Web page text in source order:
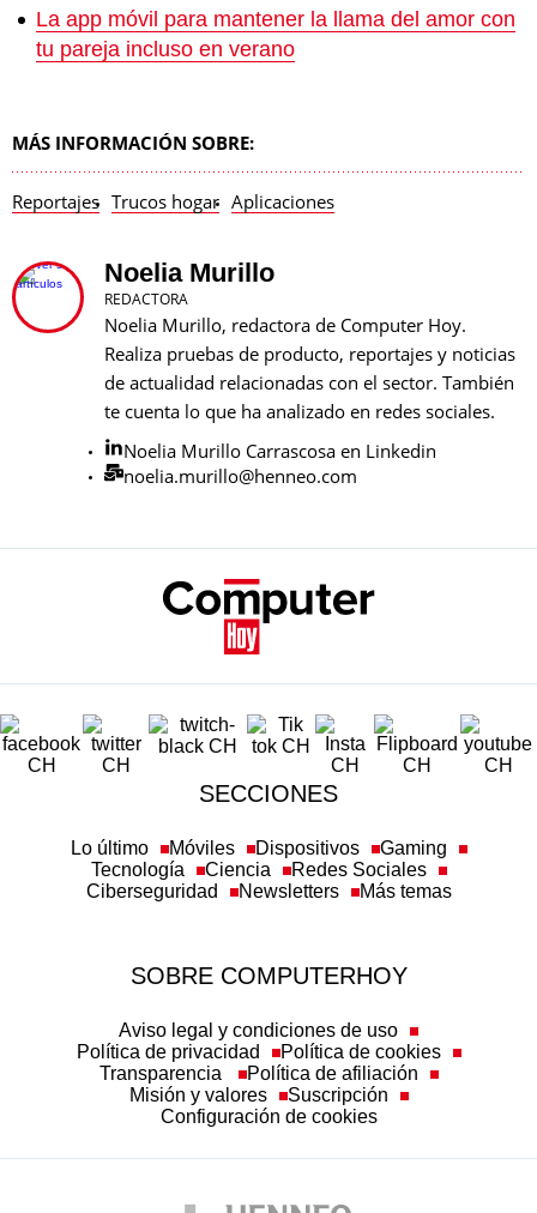
La app móvil para mantener la llama del amor con
tu pareja incluso en verano
MÁS INFORMACIÓN SOBRE:
Reportajes Trucos hogar Aplicaciones
Noelia Murillo
REDACTORA
Noelia Murillo, redactora de Computer Hoy.
Realiza pruebas de producto, reportajes y noticias
de actualidad relacionadas con el sector. También
te cuenta lo que ha analizado en redes sociales.
Noelia Murillo Carrascosa en Linkedin
noelia.murillo@henneo.com
SECCIONES
Lo último Móviles Dispositivos
Gaming
Tecnología
Ciencia
Redes Sociales
Ciberseguridad
Newsletters Más temas
SOBRE COMPUTERHOY
Aviso legal y condiciones de uso
Política de privacidad
Política de cookies
Transparencia
Política de afiliación
Misión y valores
Suscripción
Configuración de cookies